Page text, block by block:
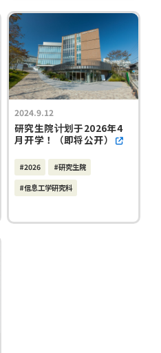
2024.9.12
研究生院计划于2026年4
月开学！（即将公开）
#2026 #研究生院
#信息工学研究科